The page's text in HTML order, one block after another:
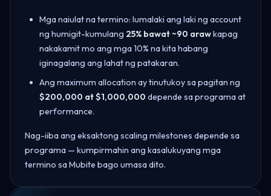
Mga naiulat na termino: lumalaki ang laki ng account
ng humigit-kumulang 25% bawat ~90 arawkapag
nakakamit mo ang mga 10% na kita habang
iginagalang ang lahat ng patakaran.
Ang maximum allocation ay tinutukoy sa pagitan ng
$200,000 at $1,000,000 depende sa programa at
performance.
Nag-iiba ang eksaktong scaling milestones depende sa
programa — kumpirmahin ang kasalukuyang mga
termino sa Mubite bago umasa dito.